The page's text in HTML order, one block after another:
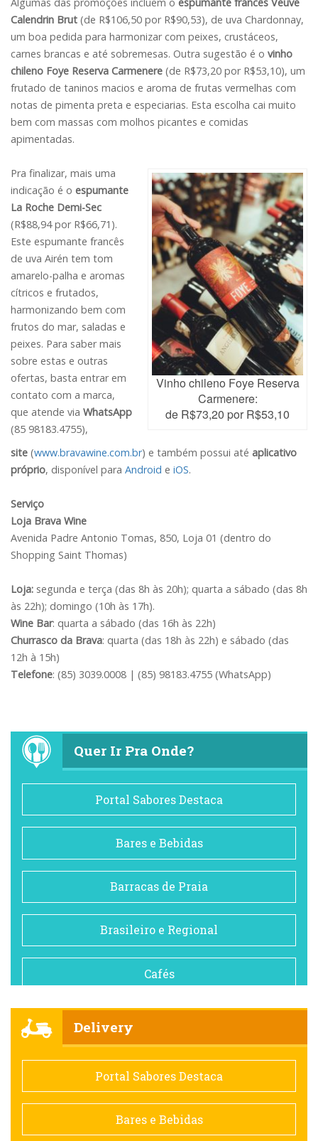
Algumas das promoções incluem o espumante francês Veuve
Calendrin Brut (de R$106,50 por R$90,53), de uva Chardonnay,
um boa pedida para harmonizar com peixes, crustáceos,
carnes brancas e até sobremesas. Outra sugestão é o vinho
chileno Foye Reserva Carmenere (de R$73,20 por R$53,10), um
frutado de taninos macios e aroma de frutas vermelhas com
notas de pimenta preta e especiarias. Esta escolha cai muito
bem com massas com molhos picantes e comidas
apimentadas.
Vinho chileno Foye Reserva
Carmenere:
de R$73,20 por R$53,10
Pra finalizar, mais uma
indicação é o espumante
La Roche Demi-Sec
(R$88,94 por R$66,71).
Este espumante francês
de uva Airén tem tom
amarelo-palha e aromas
cítricos e frutados,
harmonizando bem com
frutos do mar, saladas e
peixes. Para saber mais
sobre estas e outras
ofertas, basta entrar em
contato com a marca,
que atende via WhatsApp
(85 98183.4755),
site (www.bravawine.com.br) e também possui até aplicativo
próprio, disponível para Android e iOS.
Serviço
Loja Brava Wine
Avenida Padre Antonio Tomas, 850, Loja 01 (dentro do
Shopping Saint Thomas)
Loja: segunda e terça (das 8h às 20h); quarta a sábado (das 8h
às 22h); domingo (10h às 17h).
Wine Bar: quarta a sábado (das 16h às 22h)
Churrasco da Brava: quarta (das 18h às 22h) e sábado (das
12h à 15h)
Telefone: (85) 3039.0008 | (85) 98183.4755 (WhatsApp)
Quer Ir Pra Onde?
Portal Sabores Destaca
Bares e Bebidas
Barracas de Praia
Brasileiro e Regional
Cafés
Comida saudável
Contemporânea
Delivery
Portal Sabores Destaca
Bares e Bebidas